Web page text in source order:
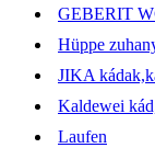
GEBERIT
Hüppe
JIKA
Kaldewei
Laufen